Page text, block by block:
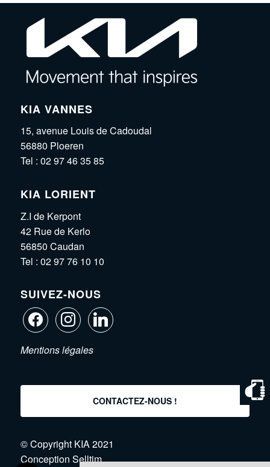
KIA VANNES
15, avenue Louis de Cadoudal
56880 Ploeren
Tel : 02 97 46 35 85
KIA LORIENT
Z.I de Kerpont
42 Rue de Kerlo
56850 Caudan
Tel : 02 97 76 10 10
SUIVEZ-NOUS
Mentions légales
CONTACTEZ-NOUS !
© Copyright KIA 2021
Conception Selltim